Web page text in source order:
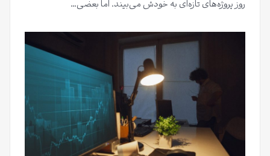
روز پروژه‌های تازه‌ای به خودش می‌بیند. اما بعضی…